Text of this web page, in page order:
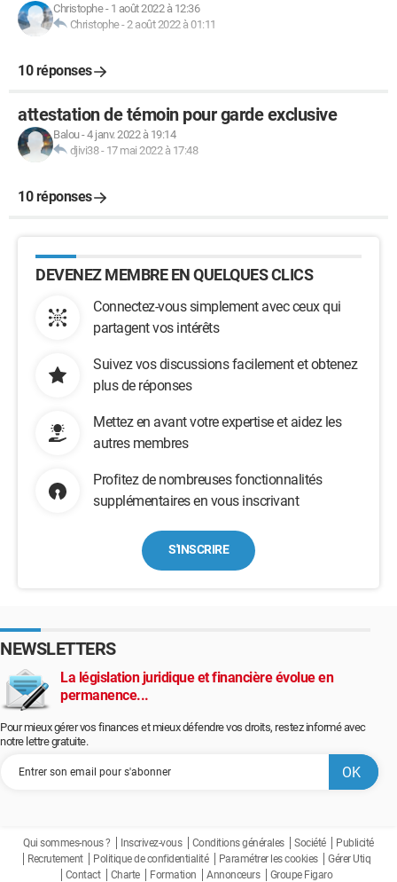
Christophe- 1 août 2022 à 12:36
Christophe-2 août 2022 à 01:11
10 réponses
attestation de témoin pour garde exclusive
Balou-4 janv. 2022 à 19:14
djivi38- 17 mai 2022 à 17:48
10 réponses
DEVENEZ MEMBRE EN QUELQUES CLICS
Connectez-vous simplement avec ceux qui
partagent vos intérêts
Suivez vos discussions facilement et obtenez
plus de réponses
Mettez en avant votre expertise et aidez les
autres membres
Profitez de nombreuses fonctionnalités
supplémentaires en vous inscrivant
S'INSCRIRE
NEWSLETTERS
La législation juridique et financière évolue en
permanence...
Pour mieux gérer vos finances et mieux défendre vos droits, restez informé avec
notre lettre gratuite.
Qui sommes-nous ? Inscrivez-vous Conditions générales Société
Publicité
Recrutement
Politique de confidentialité Paramétrer les cookies
Gérer Utiq
Contact
Charte Formation Annonceurs Groupe Figaro